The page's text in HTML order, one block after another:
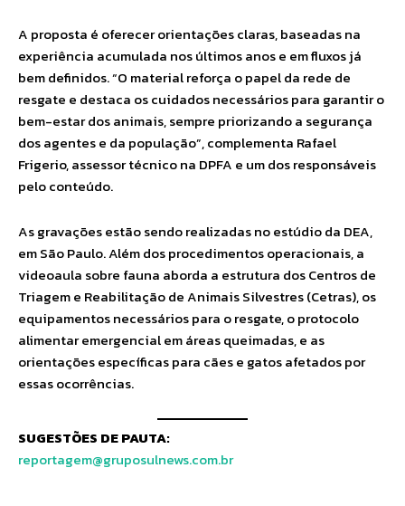
A proposta é oferecer orientações claras, baseadas na
experiência acumulada nos últimos anos e em fluxos já
bem definidos. “O material reforça o papel da rede de
resgate e destaca os cuidados necessários para garantir o
bem-estar dos animais, sempre priorizando a segurança
dos agentes e da população”, complementa Rafael
Frigerio, assessor técnico na DPFA e um dos responsáveis
pelo conteúdo.
As gravações estão sendo realizadas no estúdio da DEA,
em São Paulo. Além dos procedimentos operacionais, a
videoaula sobre fauna aborda a estrutura dos Centros de
Triagem e Reabilitação de Animais Silvestres (Cetras), os
equipamentos necessários para o resgate, o protocolo
alimentar emergencial em áreas queimadas, e as
orientações específicas para cães e gatos afetados por
essas ocorrências.
SUGESTÕES DE PAUTA:
reportagem@gruposulnews.com.br